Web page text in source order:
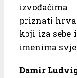
priznati
koji iza sebe
imenima
Damir